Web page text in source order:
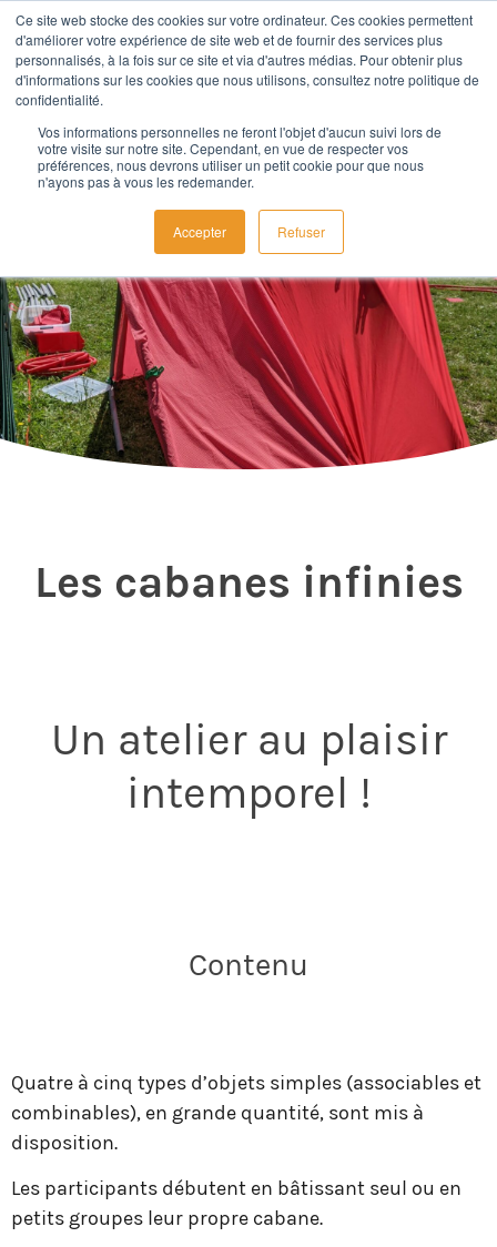
Ce site web stocke des cookies sur votre ordinateur. Ces cookies permettent
d'améliorer votre expérience de site web et de fournir des services plus
personnalisés, à la fois sur ce site et via d'autres médias. Pour obtenir plus
d'informations sur les cookies que nous utilisons, consultez notre politique de
confidentialité.
Vos informations personnelles ne feront l'objet d'aucun suivi lors de
votre visite sur notre site. Cependant, en vue de respecter vos
préférences, nous devrons utiliser un petit cookie pour que nous
n'ayons pas à vous les redemander.
Accepter Refuser
Brouillon auto
Les cabanes infinies
Un atelier au plaisir
intemporel !
Contenu
Quatre à cinq types d’objets simples (associables et
combinables), en grande quantité, sont mis à
disposition.
Les participants débutent en bâtissant seul ou en
petits groupes leur propre cabane.